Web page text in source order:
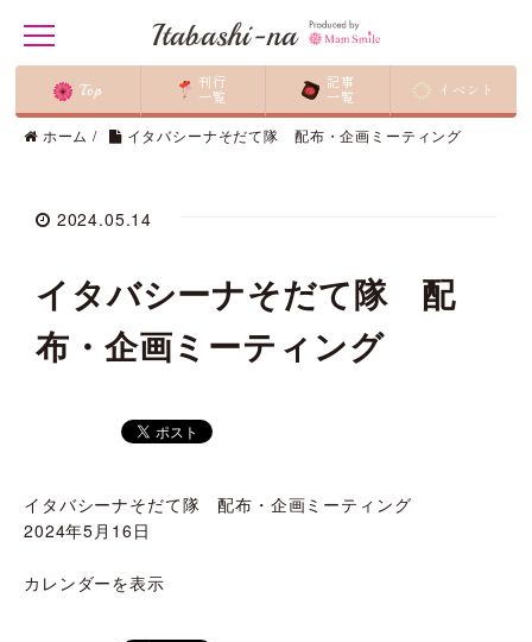
t
o
l
e
i
g
Itabashi-na
Top
刊行
一覧
記事
一覧
イベント
ホーム / イタバシーナそだて隊 配布・企画ミーティング
2024.05.14
イタバシーナそだて隊 配
布・企画ミーティング
イタバシーナそだて隊 配布・企画ミーティング
2024年5月16日
カレンダーを表示